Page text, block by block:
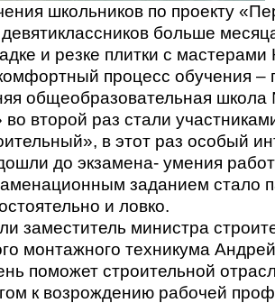
школьников по проекту
больше
и резке плитки с
процесс обучения
общеобразовательная школа
второй раз стали
в этот раз особый
до экзамена- умения
заданием стало
и ловко.
заместитель министра
монтажного техникума
поможет строительной
к возрождению рабочей